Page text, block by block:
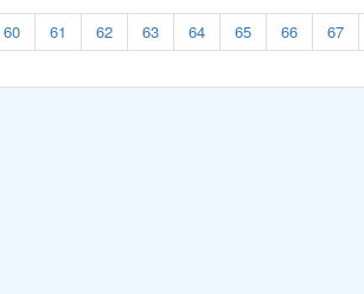
60 61 62 63 64 65 66 67